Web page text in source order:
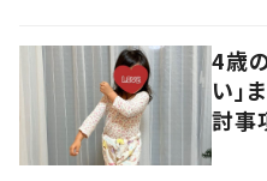
4歳
い」
討事